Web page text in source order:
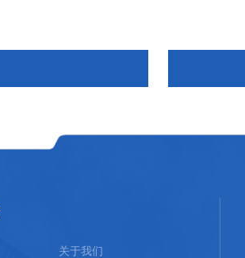
关于我们